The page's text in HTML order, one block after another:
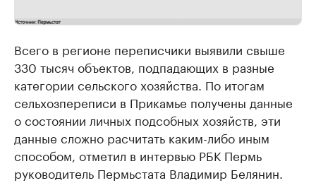
Всего в регионе переписчики выявили свыше
330 тысяч объектов, подпадающих в разные
категории сельского хозяйства. По итогам
сельхозпереписи в Прикамье получены данные
о состоянии личных подсобных хозяйств, эти
данные сложно расчитать каким-либо иным
способом, отметил в интервью РБК Пермь
руководитель Пермьстата Владимир Белянин.